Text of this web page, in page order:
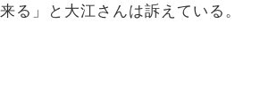
る」と大江さんは訴えている。